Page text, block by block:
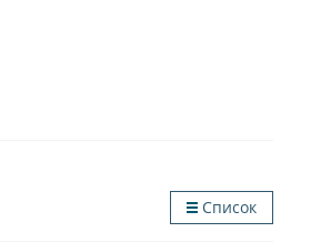
Список